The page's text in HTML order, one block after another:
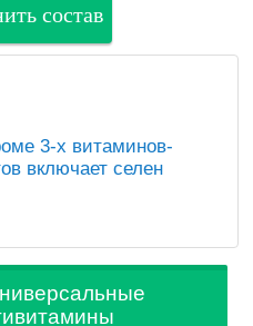
состав
3-х витаминов-
включает селен